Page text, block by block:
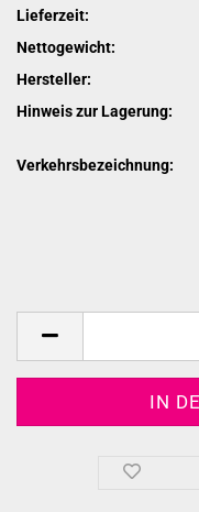
Lieferzeit:
Nettogewicht:
Hersteller:
Hinweis zur Lagerung:
Verkehrsbezeichnung: